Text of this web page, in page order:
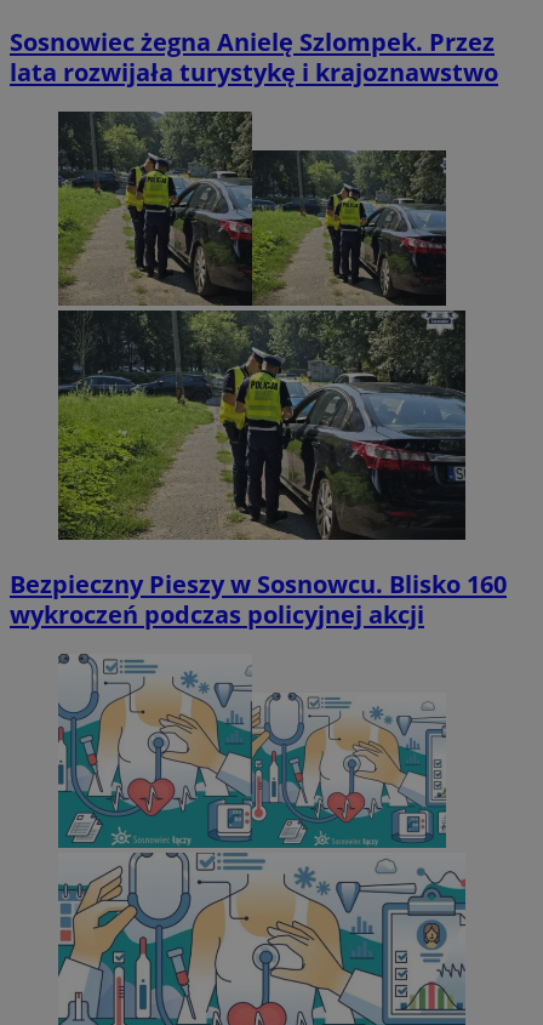
Sosnowiec żegna Anielę Szlompek. Przez
lata rozwijała turystykę i krajoznawstwo
Bezpieczny Pieszy w Sosnowcu. Blisko 160
wykroczeń podczas policyjnej akcji